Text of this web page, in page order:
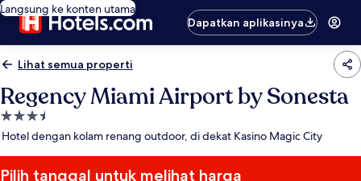
Langsung ke konten utama
Dapatkan aplikasinya
Lihat semua properti
Regency Miami Airport by Sonesta
Properti
bintang
Hotel dengan kolam renang outdoor, di dekat Kasino Magic City
Pilih tanggal untuk melihat harga